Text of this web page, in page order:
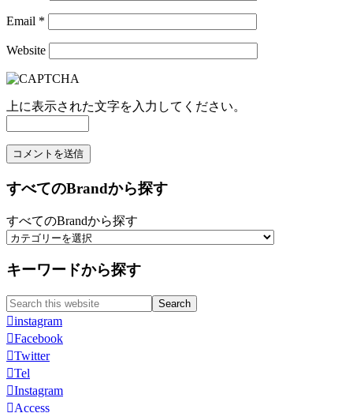
Email *
Website
上に表示された文字を入力してください。
すべてのBrandから探す
すべてのBrandから探す
キーワードから探す
Search
for:
Search
instagram
Facebook
Twitter
Tel
Instagram
Access